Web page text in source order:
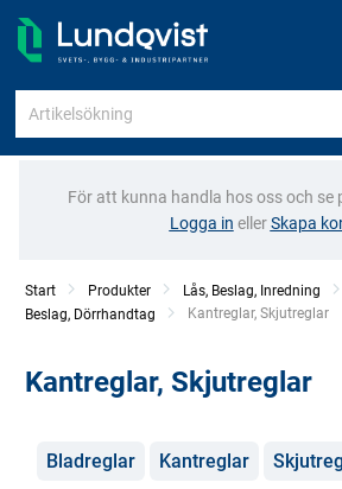
För att kunna handla hos oss och se
Logga in ellerSkapa
Start Produkter
Lås, Beslag, Inredning
Beslag, Dörrhandtag
Current:
Kantreglar, Skjutreglar
Kantreglar, Skjutreglar
Kategorier
Bladreglar Kantreglar